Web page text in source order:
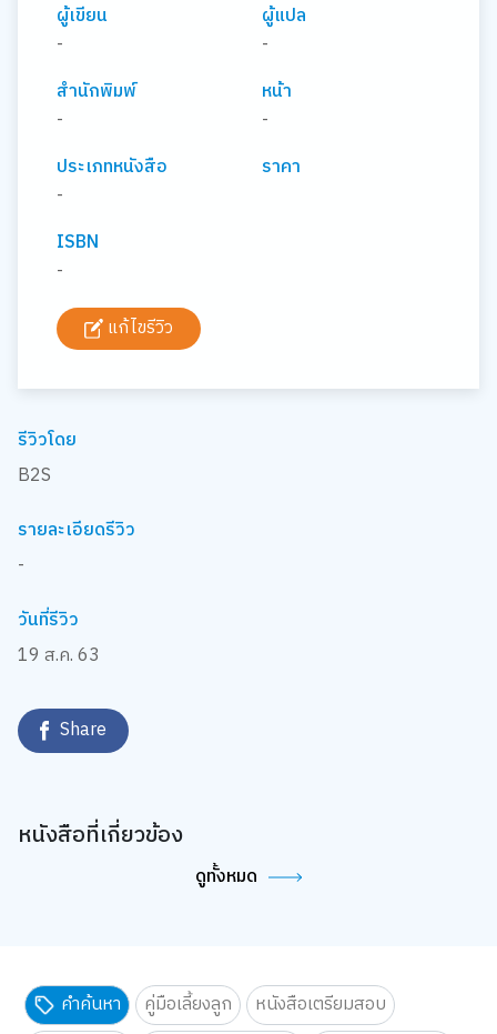
ผู้เขียน
-
ผู้แปล
-
สำนักพิมพ์
-
หน้า
-
ประเภทหนังสือ
-
ราคา
ISBN
-
แก้ไขรีวิว
รีวิวโดย
B2S
รายละเอียดรีวิว
-
วันที่รีวิว
19 ส.ค. 63
Share
หนังสือที่เกี่ยวข้อง
ดูทั้งหมด
คำค้นหา คู่มือเลี้ยงลูก
หนังสือเตรียมสอบ